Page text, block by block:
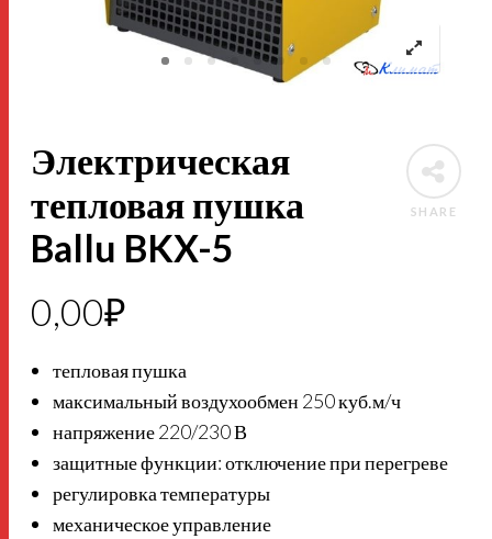
SHARE
Электрическая
тепловая пушка
Ballu BKX-5
0,00₽
тепловая пушка
максимальный воздухообмен 250 куб.м/ч
напряжение 220/230 В
защитные функции: отключение при перегреве
регулировка температуры
механическое управление